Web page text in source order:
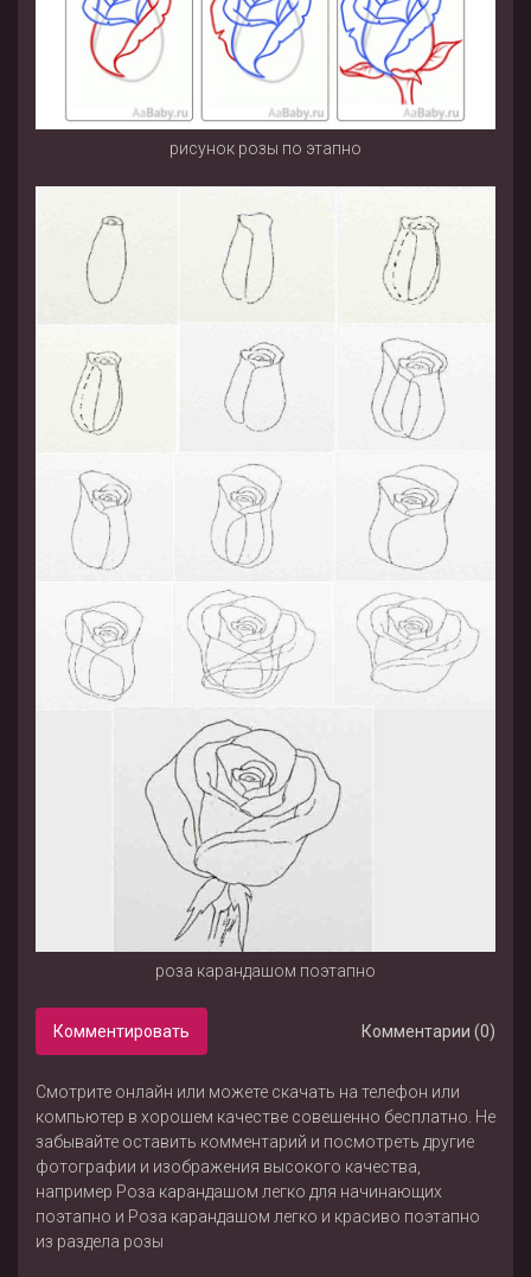
рисунок розы по этапно
роза карандашом поэтапно
Комментировать Комментарии (0)
Смотрите онлайн или можете скачать на телефон или
компьютер в хорошем качестве совешенно бесплатно. Не
забывайте оставить комментарий и посмотреть другие
фотографии и изображения высокого качества,
например Роза карандашом легко для начинающих
поэтапно и Роза карандашом легко и красиво поэтапно
из раздела розы